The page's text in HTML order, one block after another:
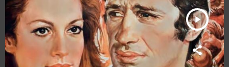
play_arrow